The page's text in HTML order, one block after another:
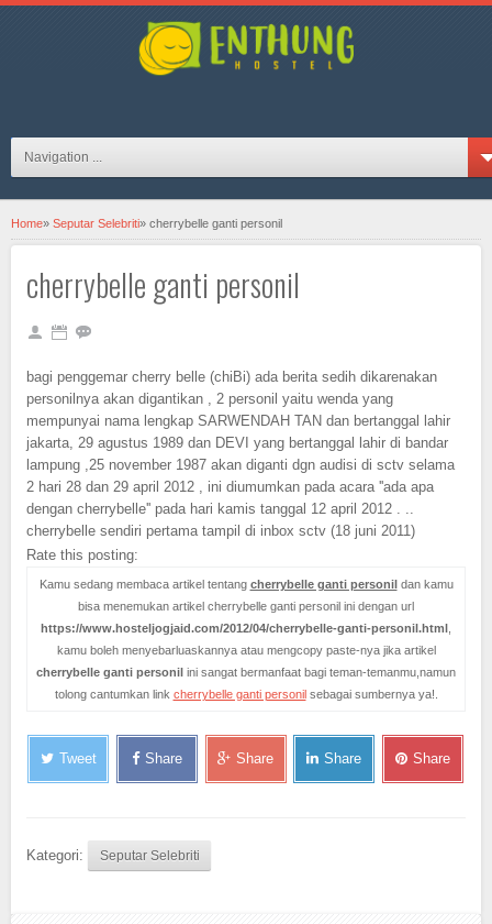
Navigation ...
Home» Seputar Selebriti» cherrybelle ganti personil
cherrybelle ganti personil
bagi penggemar cherry belle (chiBi) ada berita sedih dikarenakan
personilnya akan digantikan , 2 personil yaitu wenda yang
mempunyai nama lengkap SARWENDAH TAN dan bertanggal lahir
jakarta, 29 agustus 1989 dan DEVI yang bertanggal lahir di bandar
lampung ,25 november 1987 akan diganti dgn audisi di sctv selama
2 hari 28 dan 29 april 2012 , ini diumumkan pada acara ''ada apa
dengan cherrybelle'' pada hari kamis tanggal 12 april 2012 . ..
cherrybelle sendiri pertama tampil di inbox sctv (18 juni 2011)
Rate this posting:
Kamu sedang membaca artikel tentang cherrybelle ganti personildan kamu
bisa menemukan artikel cherrybelle ganti personil ini dengan url
https://www.hosteljogjaid.com/2012/04/cherrybelle-ganti-personil.html
kamu boleh menyebarluaskannya atau mengcopy paste-nya jika artikel
cherrybelle ganti personil ini sangat bermanfaat bagi teman-temanmu,namun
tolong cantumkan link cherrybelle ganti personilsebagai sumbernya ya!.
Tweet Share Share Share Share
Kategori: Seputar Selebriti